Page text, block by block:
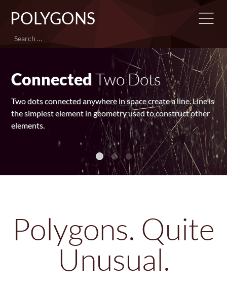
POLYGONS
TrianglesForm 3D Objects
Triangle is the simplest polygon created from just three
connected dots anywhere in space. It's used to create
complex objects.
Polygons. Quite
Unusual.